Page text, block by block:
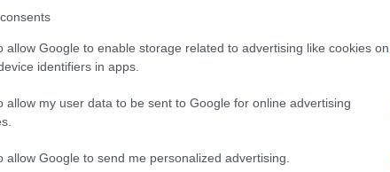
allow Google to enable storage related to advertising like cookies on
identifiers in apps.
allow my user data to be sent to Google for online advertising
allow Google to send me personalized advertising.
Η επανενεργοποίησή τους, με σαφή στόχευση
να προσδώσει νέα ώθηση στην εξωτερική
όπως το «Δίκτυο Πάφου» (από το 1995) και το
2007), ενισχύει τον θεσμικό χαρακτήρα των